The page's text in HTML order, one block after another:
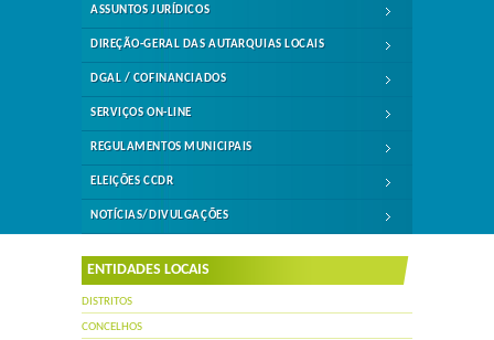
ASSUNTOS JURÍDICOS
DIREÇÃO-GERAL DAS AUTARQUIAS LOCAIS
DGAL / COFINANCIADOS
SERVIÇOS ON-LINE
REGULAMENTOS MUNICIPAIS
ELEIÇÕES CCDR
NOTÍCIAS/DIVULGAÇÕES
ENTIDADES LOCAIS
DISTRITOS
CONCELHOS